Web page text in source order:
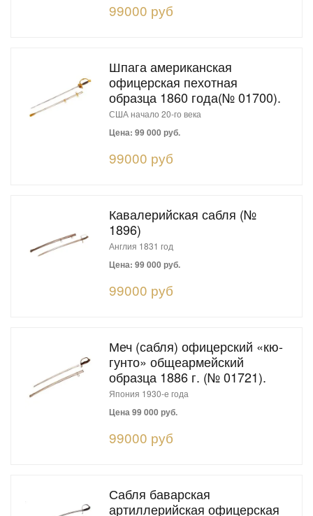
99000 руб
Шпага американская
офицерская пехотная
образца 1860 года(№ 01700).
США начало 20-го века
Цена: 99 000 руб.
99000 руб
Кавалерийская сабля (№
1896)
Англия 1831 год
Цена: 99 000 руб.
99000 руб
Меч (сабля) офицерский «кю-
гунто» общеармейский
образца 1886 г. (№ 01721).
Япония 1930-е года
Цена 99 000 руб.
99000 руб
Сабля баварская
артиллерийская офицерская